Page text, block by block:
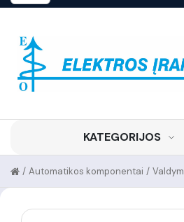
KATEGORIJOS
/
Automatikos komponentai
/